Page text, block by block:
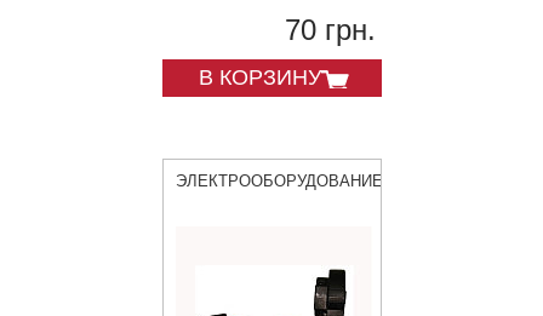
70 грн.
В КОРЗИНУ
ЭЛЕКТРООБОРУДОВАНИЕ